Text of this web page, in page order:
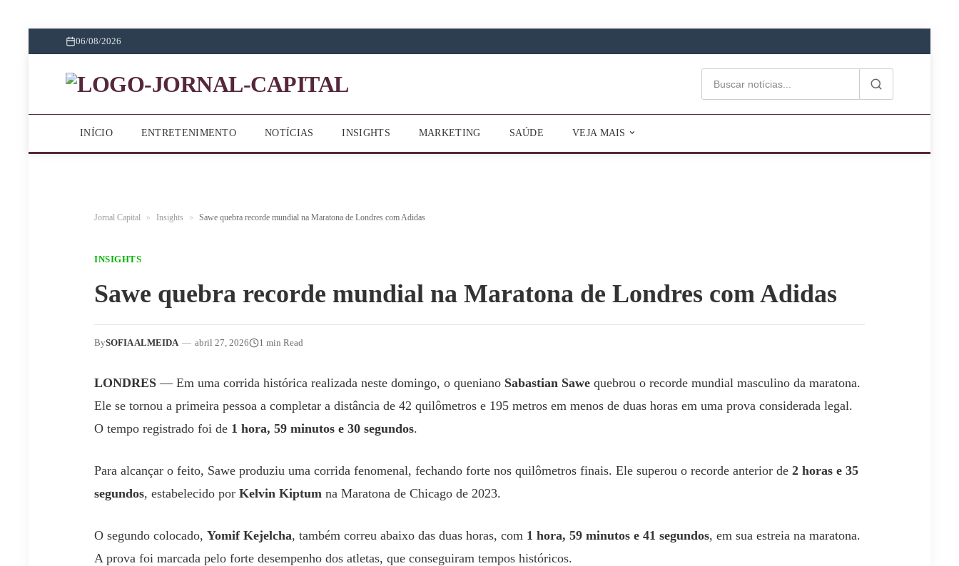
06/08/2026
INÍCIO ENTRETENIMENTO NOTÍCIAS INSIGHTS MARKETING SAÚDE VEJA MAIS
Jornal Capital » Insights » Sawe quebra recorde mundial na Maratona de Londres com Adidas
INSIGHTS
Sawe quebra recorde mundial na Maratona de Londres com Adidas
BySOFIA ALMEIDA — abril 27, 2026 1 min Read
LONDRES — Em uma corrida histórica realizada neste domingo, o queniano Sabastian Sawe quebrou o recorde mundial masculino da maratona.
Ele se tornou a primeira pessoa a completar a distância de 42 quilômetros e 195 metros em menos de duas horas em uma prova considerada legal.
O tempo registrado foi de 1 hora, 59 minutos e 30 segundos.
Para alcançar o feito, Sawe produziu uma corrida fenomenal, fechando forte nos quilômetros finais. Ele superou o recorde anterior de 2 horas e 35
segundos, estabelecido por Kelvin Kiptum na Maratona de Chicago de 2023.
O segundo colocado, Yomif Kejelcha, também correu abaixo das duas horas, com 1 hora, 59 minutos e 41 segundos, em sua estreia na maratona.
A prova foi marcada pelo forte desempenho dos atletas, que conseguiram tempos históricos.